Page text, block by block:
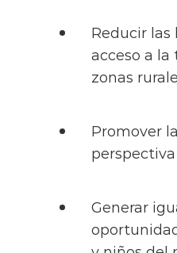
Reducir las
acceso a la
zonas
Promover
Generar